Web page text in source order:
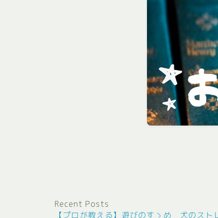
Recent Posts
【プロが教える】遊びのすゝめ 犬のス